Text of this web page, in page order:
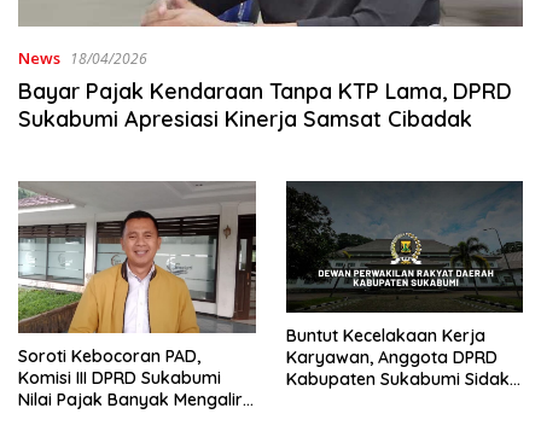
News 18/04/2026
Bayar Pajak Kendaraan Tanpa KTP Lama, DPRD
Sukabumi Apresiasi Kinerja Samsat Cibadak
Soroti Kebocoran PAD,
Komisi III DPRD Sukabumi
Nilai Pajak Banyak Mengalir
Buntut Kecelakaan Kerja
Karyawan, Anggota DPRD
Kabupaten Sukabumi Sidak